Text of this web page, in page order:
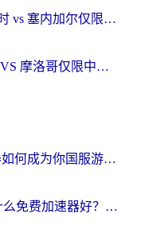
在海外看世界杯比利时 vs 塞内加尔仅限中国大陆？我找到了最流畅的中文解说之路
在国外看世界杯法国 VS 摩洛哥仅限中国大陆？海外党这样看中文解说赛事不卡顿
在澳洲，BanG加速器如何成为你国服游戏的“时光机”？
玩崩坏学园2海外用什么免费加速器好？2026海外党亲测国服游戏加速指南